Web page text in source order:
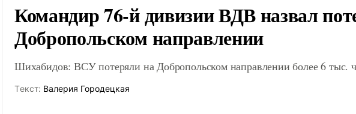
Командир 76-й дивизии ВДВ назвал
Добропольском направлении
Шихабидов: ВСУ потеряли на Добропольском направлении более 6 тыс.
Tекст: Валерия Городецкая